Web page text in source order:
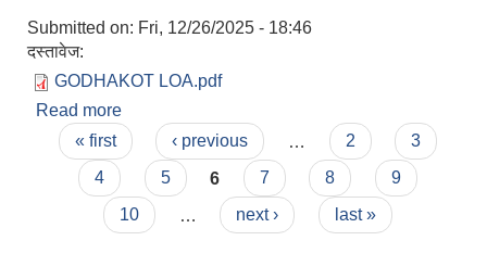
Submitted on: Fri, 12/26/2025 - 18:46
दस्तावेज:
GODHAKOT LOA.pdf
Read more
Motedhunga Chamlaya Hudai Wada No. 4 Ko
Wada Karyala Jodne Sadak)
Pages
« first ‹ previous 2
3
4
5 6 7 8
9
10
next › last »